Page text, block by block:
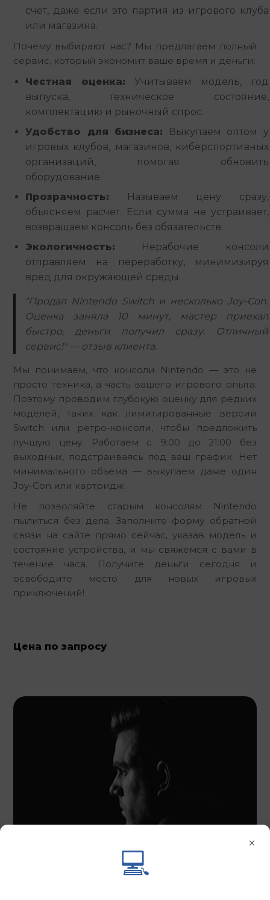
счет, даже если это партия из игрового клуба
или магазина.
Почему выбирают нас? Мы предлагаем полный
сервис, который экономит ваше время и деньги:
Честная оценка: Учитываем модель, год
выпуска, техническое состояние,
комплектацию и рыночный спрос.
Удобство для бизнеса: Выкупаем оптом у
игровых клубов, магазинов, киберспортивных
организаций, помогая обновить
оборудование.
Прозрачность: Называем цену сразу,
объясняем расчет. Если сумма не устраивает,
возвращаем консоль без обязательств.
Экологичность: Нерабочие консоли
отправляем на переработку, минимизируя
вред для окружающей среды.
"Продал Nintendo Switch и несколько Joy-Con.
Оценка заняла 10 минут, мастер приехал
быстро, деньги получил сразу. Отличный
сервис!" — отзыв клиента.
Мы понимаем, что консоли Nintendo — это не
просто техника, а часть вашего игрового опыта.
Поэтому проводим глубокую оценку для редких
моделей, таких как лимитированные версии
Switch или ретро-консоли, чтобы предложить
лучшую цену. Работаем с 9:00 до 21:00 без
выходных, подстраиваясь под ваш график. Нет
минимального объема — выкупаем даже один
Joy-Con или картридж.
Не позволяйте старым консолям Nintendo
пылиться без дела. Заполните форму обратной
связи на сайте прямо сейчас, указав модель и
состояние устройства, и мы свяжемся с вами в
течение часа. Получите деньги сегодня и
освободите место для новых игровых
приключений!
Цена по запросу
×
💻